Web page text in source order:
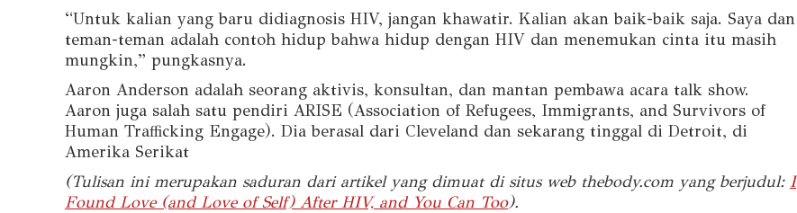
“Untuk kalian yang baru didiagnosis HIV, jangan khawatir. Kalian akan baik-baik saja. Saya dan
teman-teman adalah contoh hidup bahwa hidup dengan HIV dan menemukan cinta itu masih
mungkin,” pungkasnya.
Aaron Anderson adalah seorang aktivis, konsultan, dan mantan pembawa acara talk show.
Aaron juga salah satu pendiri ARISE (Association of Refugees, Immigrants, and Survivors of
Human Trafficking Engage). Dia berasal dari Cleveland dan sekarang tinggal di Detroit, di
Amerika Serikat
(Tulisan ini merupakan saduran dari artikel yang dimuat di situs web thebody.com yang berjudul: I
Found Love (and Love of Self) After HIV, and You Can Too).